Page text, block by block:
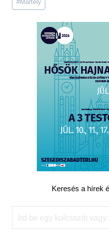
Tags:
#Mártély
Keresés a hírek
Keresés